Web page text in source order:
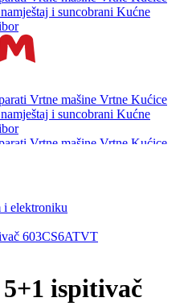
i suncobrani Kućne
Vrtne mašine Vrtne Kućice
i suncobrani Kućne
Vrtne mašine Vrtne Kućice
i elektroniku
603CS6ATVT
ispitivač